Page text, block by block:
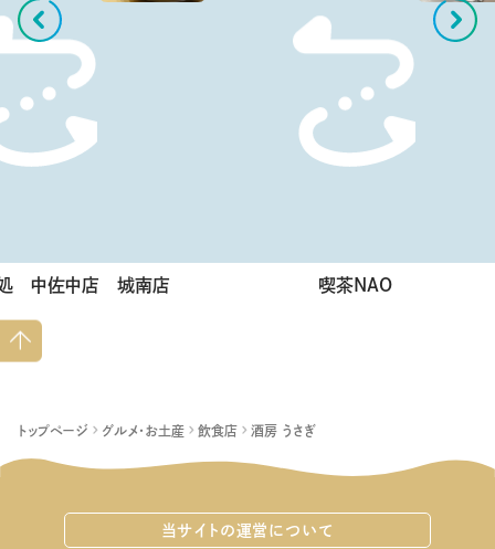
トップページ グルメ・お土産 飲食店 酒房 うさぎ
処 中佐中店 城南店 喫茶NAO
ペー
ジト
ップ
当サイトの運営について